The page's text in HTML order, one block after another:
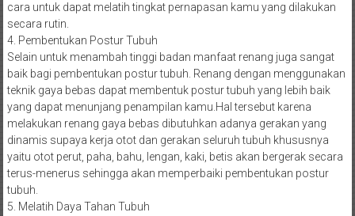
cara untuk dapat melatih tingkat pernapasan kamu yang dilakukan
secara rutin.
4. Pembentukan Postur Tubuh
Selain untuk menambah tinggi badan manfaat renang juga sangat
baik bagi pembentukan postur tubuh. Renang dengan menggunakan
teknik gaya bebas dapat membentuk postur tubuh yang lebih baik
yang dapat menunjang penampilan kamu.Hal tersebut karena
melakukan renang gaya bebas dibutuhkan adanya gerakan yang
dinamis supaya kerja otot dan gerakan seluruh tubuh khususnya
yaitu otot perut, paha, bahu, lengan, kaki, betis akan bergerak secara
terus-menerus sehingga akan memperbaiki pembentukan postur
tubuh.
5. Melatih Daya Tahan Tubuh